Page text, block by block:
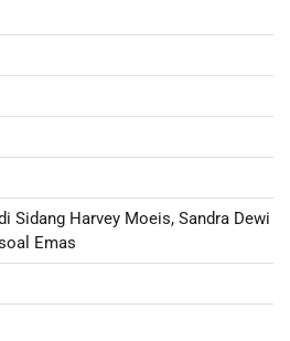
Sidang Harvey Moeis, Sandra Dewi
Emas